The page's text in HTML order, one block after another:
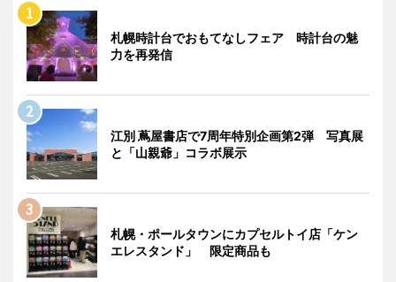
札幌時計台でおもてなしフェア 時計台の魅
力を再発信
江別 蔦屋書店で7周年特別企画第2弾 写真展
と「山親爺」コラボ展示
札幌・ポールタウンにカプセルトイ店「ケン
エレスタンド」 限定商品も